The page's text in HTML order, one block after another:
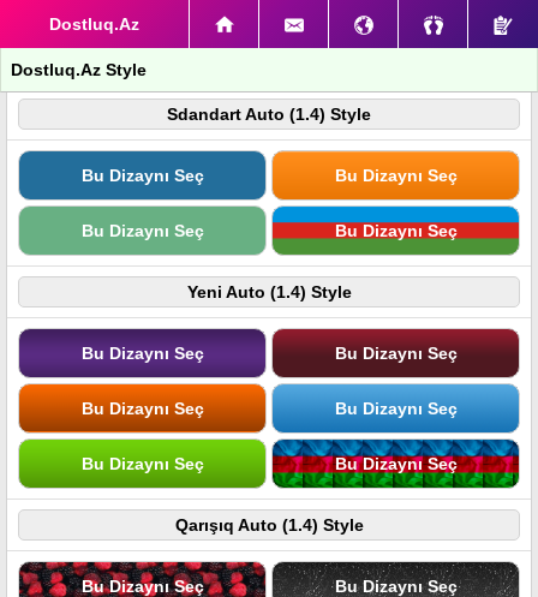
Dostluq.Az
Dostluq.Az Style
Sdandart Auto (1.4) Style
Bu Dizaynı Seç Bu Dizaynı Seç
Bu Dizaynı Seç Bu Dizaynı Seç
Yeni Auto (1.4) Style
Bu Dizaynı Seç Bu Dizaynı Seç
Bu Dizaynı Seç Bu Dizaynı Seç
Bu Dizaynı Seç Bu Dizaynı Seç
Qarışıq Auto (1.4) Style
Bu Dizaynı Seç Bu Dizaynı Seç